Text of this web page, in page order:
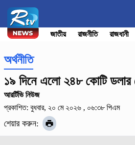
জাতীয় রাজনীতি রাজধানী
অর্থনীতি
১৯ দিনে এলো ২৪৮ কোটি ডলার
আরর্টিভি নিউজ
প্রকাশিত: বুধবার, ২০ মে ২০২৬ , ০৬:৩৮ পিএম
শেয়ার করুন: